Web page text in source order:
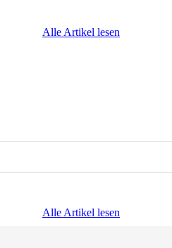
Alle Artikel lesen
Alle Artikel lesen